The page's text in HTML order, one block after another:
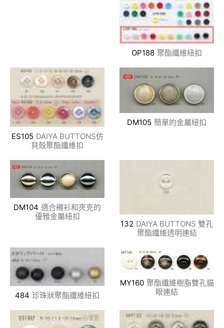
OP188 聚酯纖維紐扣
ES105 DAIYA BUTTONS仿
貝殼聚酯纖維扣
DM105 簡單的金屬紐扣
DM104 適合襯衫和夾克的
優雅金屬紐扣
132 DAIYA BUTTONS 雙孔
聚酯纖維透明連結
484 珍珠狀聚酯纖維紐扣
MY160 聚酯纖維樹脂雙孔貓
眼連結